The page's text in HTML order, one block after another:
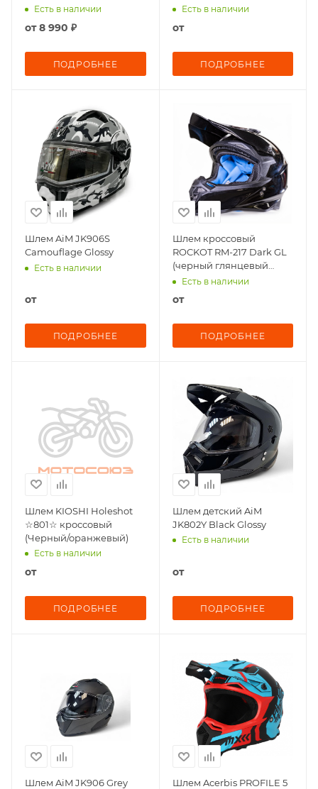
Есть в наличии
от8 990 ₽
ПОДРОБНЕЕ
Есть в наличии
от
ПОДРОБНЕЕ
Шлем AiM JK906S
Camouflage Glossy
Есть в наличии
от
ПОДРОБНЕЕ
Шлем кроссовый
ROCKOT RM-217 Dark GL
(черный глянцевый
однотонный)
Есть в наличии
от
ПОДРОБНЕЕ
Шлем KIOSHI Holeshot
☆801☆ кроссовый
(Черный/оранжевый)
Есть в наличии
от
ПОДРОБНЕЕ
Шлем детский AiM
JK802Y Black Glossy
Есть в наличии
от
ПОДРОБНЕЕ
Шлем AiM JK906 Grey
Шлем Acerbis PROFILE 5